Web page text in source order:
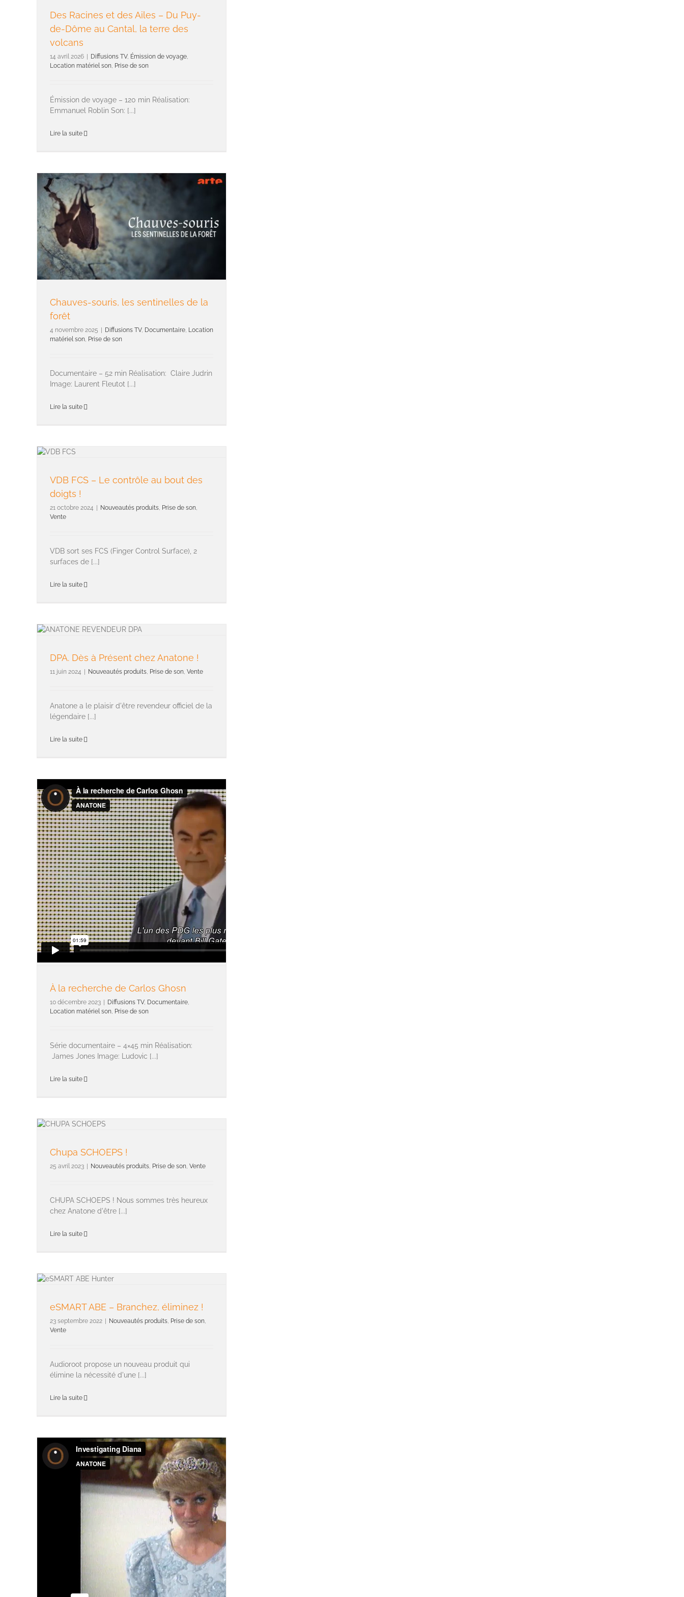
Des Racines et des Ailes – Du Puy-
de-Dôme au Cantal, la terre des
volcans
14 avril 2026 | Diffusions TV, Émission de voyage,
Location matériel son, Prise de son
Émission de voyage – 120 min Réalisation:
Emmanuel Roblin Son: [...]
Lire la suite
Chauves-souris, les sentinelles de la
forêt
4 novembre 2025 | Diffusions TV, Documentaire Location
matériel son Prise de son
Documentaire – 52 min Réalisation: Claire Judrin
Image: Laurent Fleutot [...]
Lire la suite
VDB FCS – Le contrôle au bout des
doigts !
21 octobre 2024 | Nouveautés produits Prise de son
Vente
VDB sort ses FCS (Finger Control Surface), 2
surfaces de [...]
Lire la suite
DPA. Dès à Présent chez Anatone !
11 juin 2024 | Nouveautés produits Prise de son Vente
Anatone a le plaisir d'être revendeur officiel de la
légendaire [...]
Lire la suite
À la recherche de Carlos Ghosn
10 décembre 2023 | Diffusions TV, Documentaire
Location matériel son Prise de son
Série documentaire – 4×45 min Réalisation:
James Jones Image: Ludovic [...]
Lire la suite
Chupa SCHOEPS !
25 avril 2023 | Nouveautés produits Prise de son Vente
CHUPA SCHOEPS ! Nous sommes très heureux
chez Anatone d'être [...]
Lire la suite
eSMART ABE – Branchez, éliminez !
23 septembre 2022 | Nouveautés produits Prise de son
Vente
Audioroot propose un nouveau produit qui
élimine la nécessité d'une [...]
Lire la suite